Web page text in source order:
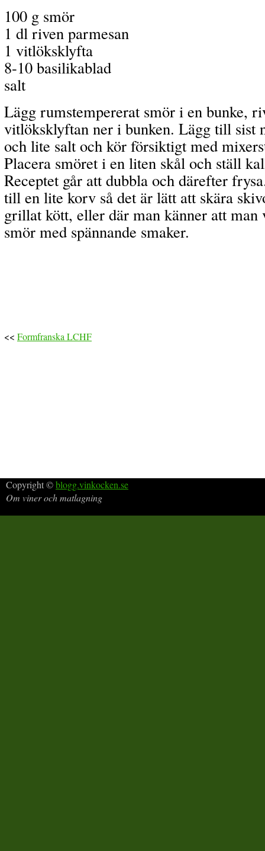
100 g smör
1 dl riven parmesan
1 vitlöksklyfta
8-10 basilikablad
salt
Lägg rumstempererat smör i en bunke,
vitlöksklyftan ner i bunken. Lägg till sist
och lite salt och kör försiktigt med
Placera smöret i en liten skål och ställ
Receptet går att dubbla och därefter
till en lite korv så det är lätt att skära
grillat kött, eller där man känner att
smör med spännande smaker.
<< Formfranska LCHF
Copyright ©blogg.vinkocken.se
Om viner och matlagning